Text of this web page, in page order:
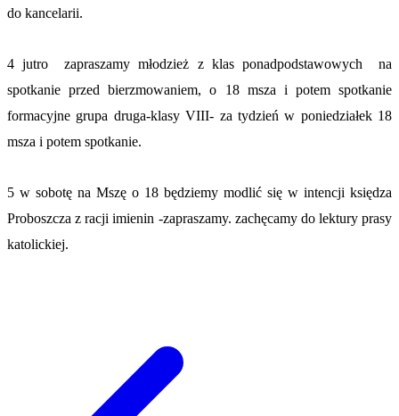
do kancelarii.
4 jutro zapraszamy młodzież z klas ponadpodstawowych na
spotkanie przed bierzmowaniem, o 18 msza i potem spotkanie
formacyjne grupa druga-klasy VIII- za tydzień w poniedziałek 18
msza i potem spotkanie.
5 w sobotę na Mszę o 18 będziemy modlić się w intencji księdza
Proboszcza z racji imienin -zapraszamy. zachęcamy do lektury prasy
katolickiej.